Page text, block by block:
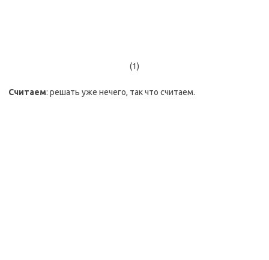
(1)
Считаем: решать уже нечего, так что считаем.